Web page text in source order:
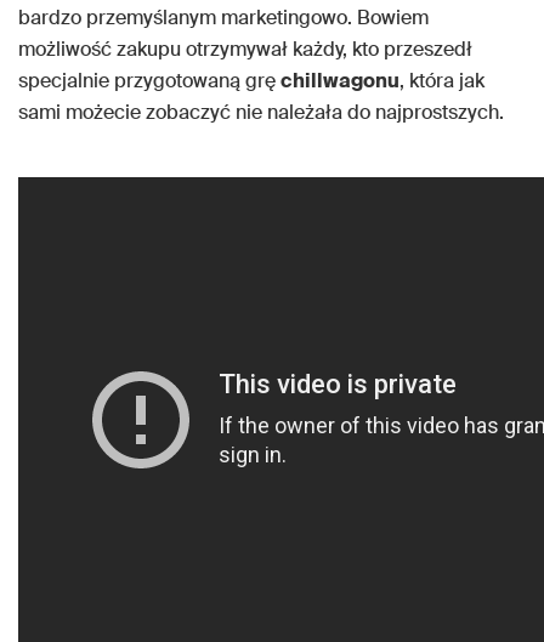
bardzo przemyślanym marketingowo. Bowiem
możliwość zakupu otrzymywał każdy, kto przeszedł
specjalnie przygotowaną gręchillwagonu, która jak
sami możecie zobaczyć nie należała do najprostszych.